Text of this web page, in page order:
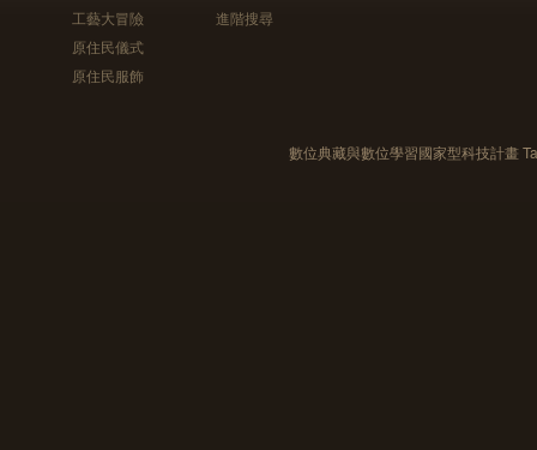
工藝大冒險
原住民儀式
原住民服飾
進階搜尋
數位典藏與數位學習國家型科技計畫